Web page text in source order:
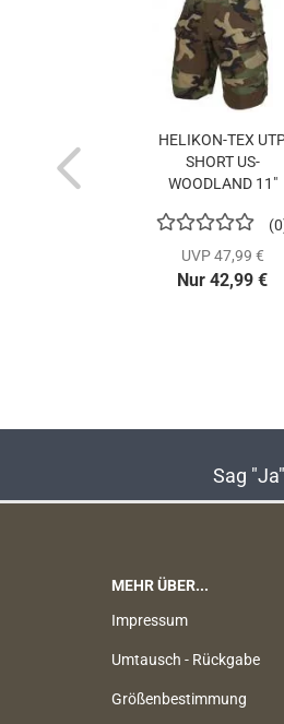
HELIKON-TEX
SHORT US-
WOODLAND 11"
0
UVP 47,99 €
Nur 42,99 €
Sag
MEHR ÜBER...
Impressum
Umtausch - Rückgabe
Größenbestimmung